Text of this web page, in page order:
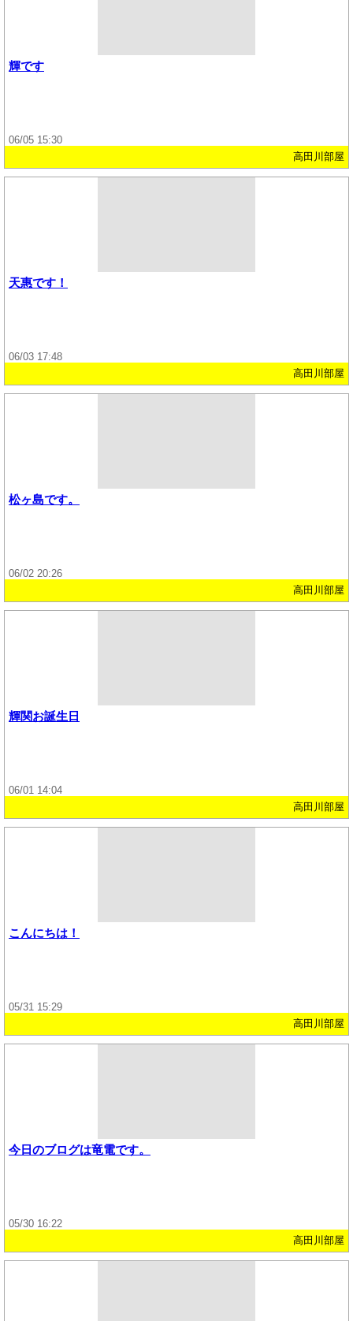
輝です
06/05 15:30
高田川部屋
天惠です！
06/03 17:48
高田川部屋
松ヶ島です。
06/02 20:26
高田川部屋
輝関お誕生日
06/01 14:04
高田川部屋
こんにちは！
05/31 15:29
高田川部屋
今日のブログは竜電です。
05/30 16:22
高田川部屋